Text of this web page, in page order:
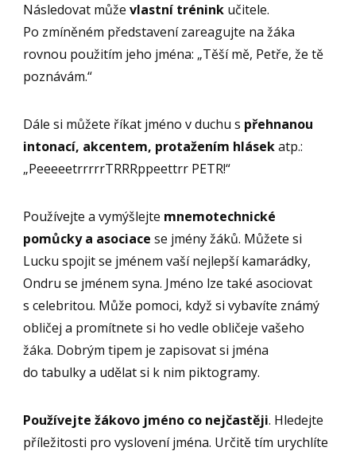
Následovat můževlastní trénink učitele.
Po zmíněném představení zareagujte na žáka
rovnou použitím jeho jména: „Těší mě, Petře, že tě
poznávám.“
Dále si můžete říkat jméno v duchu s přehnanou
intonací, akcentem, protažením hlásekatp.:
„PeeeeetrrrrrTRRRppeettrr PETR!“
Používejte a vymýšlejte mnemotechnické
pomůcky a asociacese jmény žáků. Můžete si
Lucku spojit se jménem vaší nejlepší kamarádky,
Ondru se jménem syna. Jméno lze také asociovat
s celebritou. Může pomoci, když si vybavíte známý
obličej a promítnete si ho vedle obličeje vašeho
žáka. Dobrým tipem je zapisovat si jména
do tabulky a udělat si k nim piktogramy.
Používejte žákovo jméno co nejčastěji. Hledejte
příležitosti pro vyslovení jména. Určitě tím urychlíte